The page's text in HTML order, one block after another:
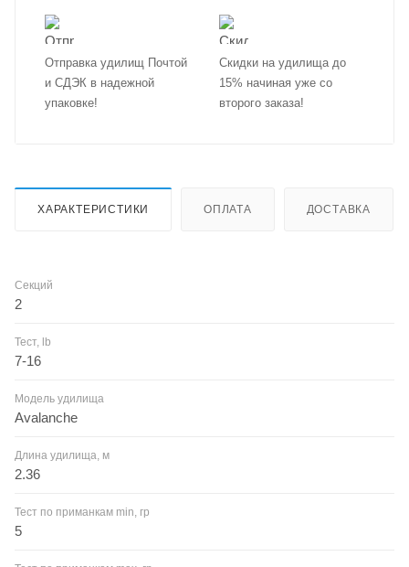
Отправка удилищ Почтой
и СДЭК в надежной
упаковке!
Скидки на удилища до
15% начиная уже со
второго заказа!
ХАРАКТЕРИСТИКИ ОПЛАТА ДОСТАВКА
Секций
2
Тест, lb
7-16
Модель удилища
Avalanche
Длина удилища, м
2.36
Тест по приманкам min, гр
5